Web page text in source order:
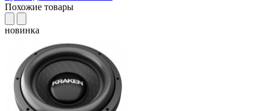
Похожие товары
новинка